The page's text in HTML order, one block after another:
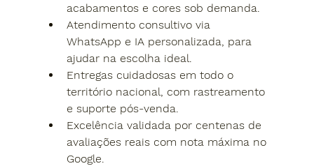
acabamentos e cores sob demanda
Atendimento consultivo via
WhatsApp e IA personalizada , para
ajudar na escolha ideal.
Entregas cuidadosas em todo o
território nacional, com rastreamento
e suporte pós-venda.
Excelência validada por centenas de
avaliações reais com nota máxima no
Google